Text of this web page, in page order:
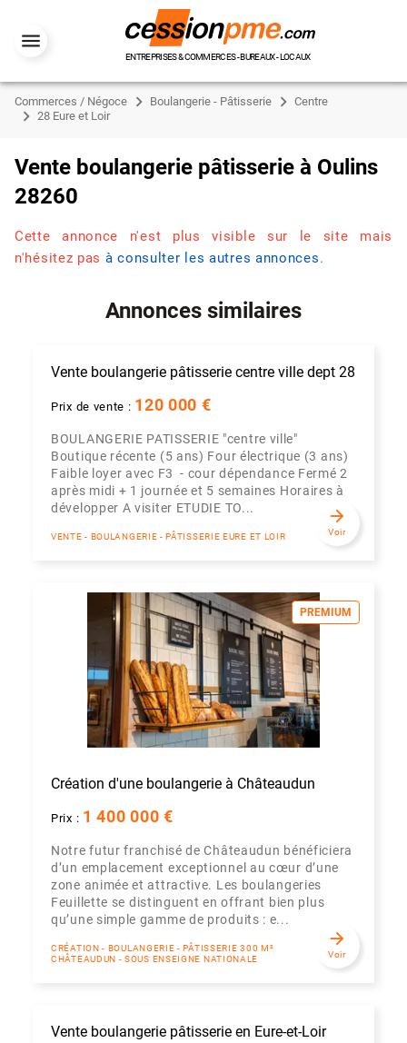
ENTREPRISES & COMMERCES - BUREAUX - LOCAUX
Commerces / Négoce Boulangerie - Pâtisserie
Centre
28 Eure et Loir
Vente boulangerie pâtisserie à Oulins
28260
Cette annonce n'est plus visible sur le site mais
n'hésitez pas à consulter les autres annonces.
Annonces similaires
Vente boulangerie pâtisserie centre ville dept 28
Prix de vente : 120 000 €
BOULANGERIE PATISSERIE "centre ville"
Boutique récente (5 ans) Four électrique (3 ans)
Faible loyer avec F3 - cour dépendance Fermé 2
après midi + 1 journée et 5 semaines Horaires à
développer A visiter ETUDIE TO...
VENTE - BOULANGERIE - PÂTISSERIE EURE ET LOIR
arrow_forward
Voir
PREMIUM
Création d'une boulangerie à Châteaudun
Prix : 1 400 000 €
Notre futur franchisé de Châteaudun bénéficiera
d’un emplacement exceptionnel au cœur d’une
zone animée et attractive. Les boulangeries
Feuillette se distinguent en offrant bien plus
qu’une simple gamme de produits : e...
CRÉATION - BOULANGERIE - PÂTISSERIE 300 M²
CHÂTEAUDUN - SOUS ENSEIGNE NATIONALE
arrow_forward
Voir
Vente boulangerie pâtisserie en Eure-et-Loir